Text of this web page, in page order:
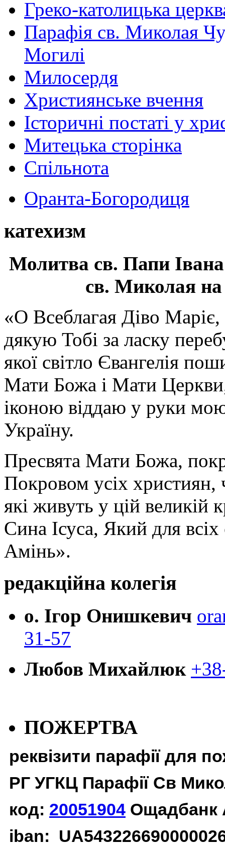
Греко-католицька
Парафія св. Миколая
Могилі
Милосердя
Християнське вчення
Історичні постаті у
Митецька сторінка
Спільнота
Оранта-Богородиця
катехизм
Молитва св. Папи
св. Миколая на
«О Всеблагая Діво
дякую Тобі за ласку
якої світло Євангелія
Мати Божа і Мати
іконою віддаю у руки
Україну.
Пресвята Мати Божа,
Покровом усіх християн,
які живуть у цій великій
Сина Ісуса, Який для
Амінь».
редакційна колегія
о. Ігор Онишкевич
31-57
Любов Михайлюк
ПОЖЕРТВА
реквізити парафії для
РГ УГКЦ Парафії Св
код: 20051904 Ощадбанк
iban: